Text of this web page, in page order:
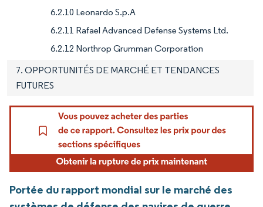
6.2.10 Leonardo S.p.A
6.2.11 Rafael Advanced Defense Systems Ltd.
6.2.12 Northrop Grumman Corporation
7. OPPORTUNITÉS DE MARCHÉ ET TENDANCES
FUTURES
Portée du rapport mondial sur le marché des